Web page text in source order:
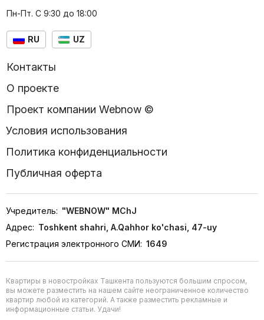
Пн-Пт. С 9:30 до 18:00
RU UZ
Контакты
О проекте
Проект компании Webnow ©
Условия использования
Политика конфиденциальности
Публичная оферта
Учредитель: "WEBNOW" MChJ
Адрес: Toshkent shahri, A.Qahhor ko'chasi, 47-uy
Регистрация электронного СМИ: 1649
Квартиры в новостройках Ташкента пользуются большим спросом,
вы можете разместить на нашем сайте неограниченное количество
квартир любой из категорий. А также разместить рекламные и
информационные статьи. Удачи!